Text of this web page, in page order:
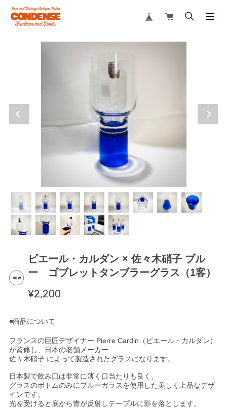
ピエール・カルダン × 佐々木硝子 ブル
ー ゴブレットタンブラーグラス（1客）
¥2,200
◾️商品について
フランスの巨匠デザイナー Pierre Cardin（ピエール・カルダン）
が監修し、日本の老舗メーカー
佐々木硝子 によって製造されたグラスになります。
日本製で飲み口は非常に薄く口当たりも良く、
グラスのボトムのみにブルーガラスを使用した美しく上品なデザ
インです。
光を受けると底から青が反射しテーブルに影を落とします。